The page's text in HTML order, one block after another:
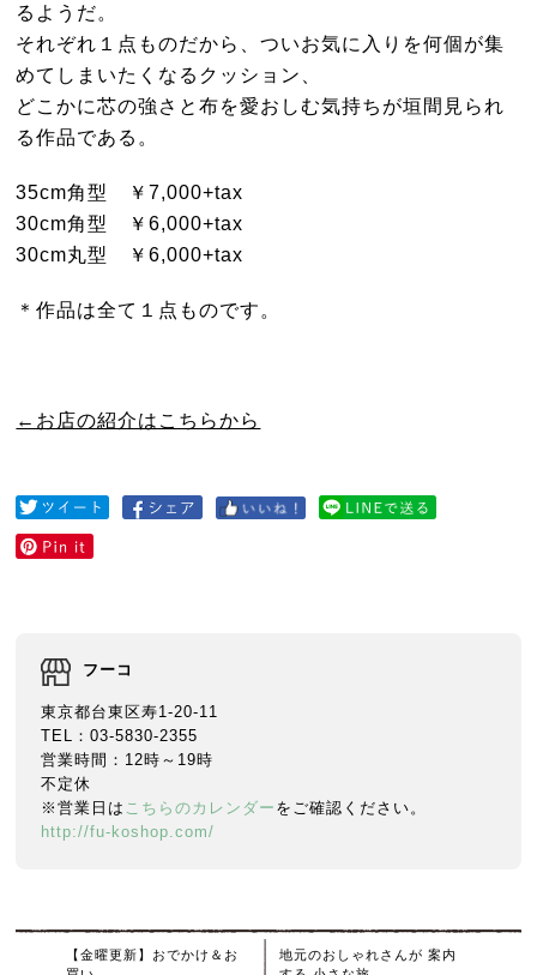
るようだ。
それぞれ１点ものだから、ついお気に入りを何個が集
めてしまいたくなるクッション、
どこかに芯の強さと布を愛おしむ気持ちが垣間見られ
る作品である。
35cm角型 ￥7,000+tax
30cm角型 ￥6,000+tax
30cm丸型 ￥6,000+tax
＊作品は全て１点ものです。
←お店の紹介はこちらから
フーコ
東京都台東区寿1-20-11
TEL：03-5830-2355
営業時間：12時～19時
不定休
※営業日は こちらのカレンダー をご確認ください。
http://fu-koshop.com/
【金曜更新】おでかけ＆お
地元のおしゃれさんが 案内